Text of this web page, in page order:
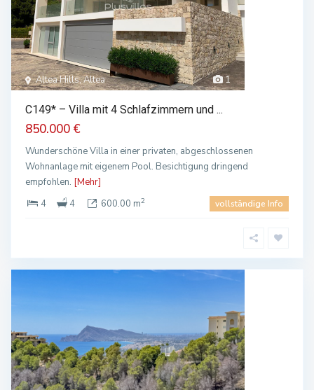
1
Altea Hills, Altea
C149* – Villa mit 4 Schlafzimmern und ...
850.000 €
Wunderschöne Villa in einer privaten, abgeschlossenen
Wohnanlage mit eigenem Pool. Besichtigung dringend
empfohlen. [Mehr]
4
4 600.00 m2 vollständige Info